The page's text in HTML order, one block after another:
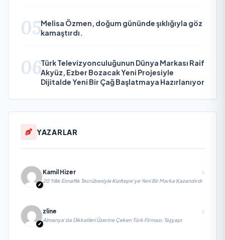
05Melisa Özmen, doğum gününde şıklığıyla göz
kamaştırdı.
06Türk Televizyonculuğunun Dünya Markası Raif
Akyüz, Ezber Bozacak Yeni Projesiyle
Dijitalde Yeni Bir Çağ Başlatmaya Hazırlanıyor
YAZARLAR
Kamil Hizer
20 Yıllık Esnaflık Tecrübesiyle Kızıltepe'ye Yeni Bir Marka Kazandırdı
zline
Almanya’da Dikkatleri Üzerine Çeken Türk Firması: Taşyapı